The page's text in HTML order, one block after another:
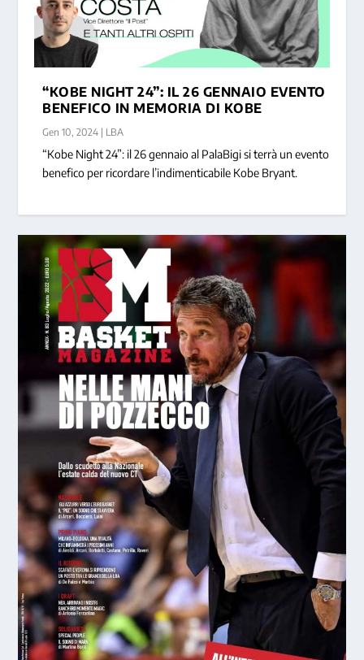
“KOBE NIGHT 24”: IL 26 GENNAIO EVENTO
BENEFICO IN MEMORIA DI KOBE
Gen 10, 2024 | LBA
“Kobe Night 24”: il 26 gennaio al PalaBigi si terrà un evento
benefico per ricordare l’indimenticabile Kobe Bryant.